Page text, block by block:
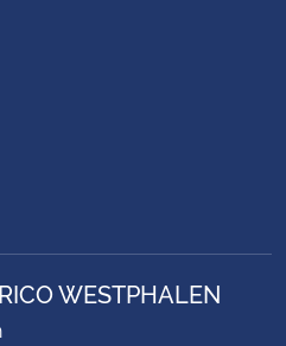
WESTPHALEN